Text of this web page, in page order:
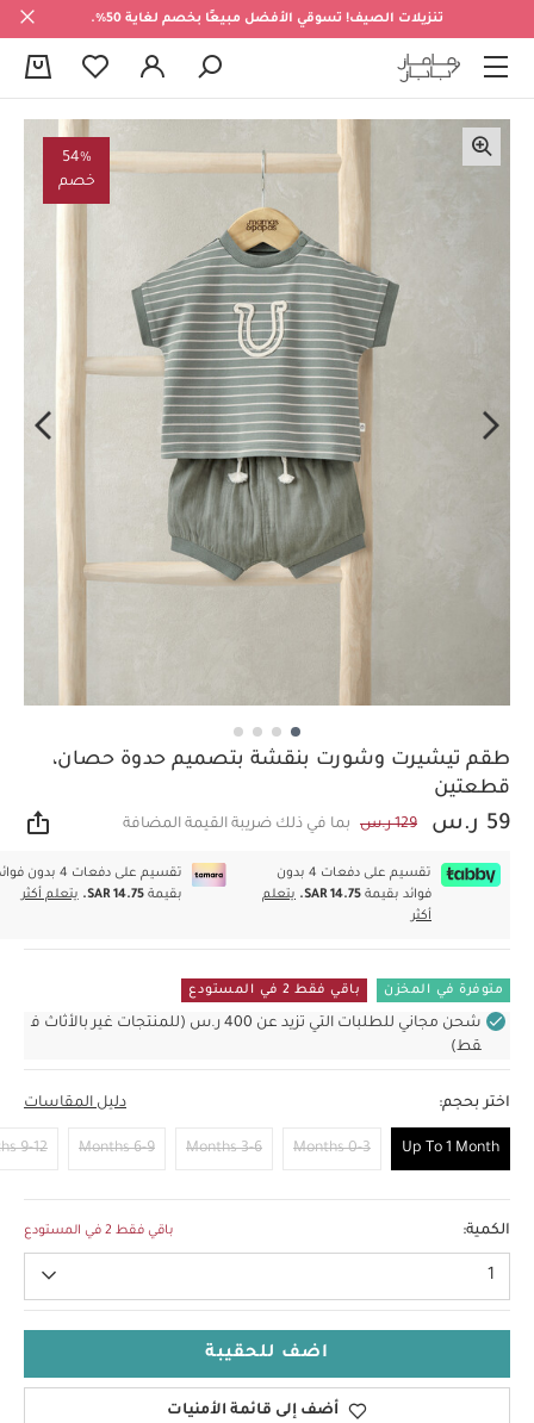
تنزيلات الصيف! تسوقي الأفضل مبيعًا بخصم لغاية 50%.
54%
خصم
طقم تيشيرت وشورت بنقشة بتصميم حدوة حصان،
قطعتين
59 ر.س 129 ر.س بما في ذلك ضريبة القيمة المضافة
تقسيم على دفعات 4 بدون
فوائد بقيمة SAR 14.75.
يتعلم
أكثر
تقسيم على دفعات 4 بدون
بقيمةSAR 14.75. يتعلم أكثر
متوفرة في المخزن باقي فقط 2 في المستودع
شحن مجاني للطلبات التي تزيد عن 400 ر.س (للمنتجات غير بالأثاث ف
قط)
اختر بحجم: دليل المقاسات
Up To 1 Month
0-3 Months
3-6 Months
6-9 Months
9-12 Months
الكمية: باقي فقط 2 في المستودع
1
اضف للحقيبة
أضف إلى قائمة الأمنيات